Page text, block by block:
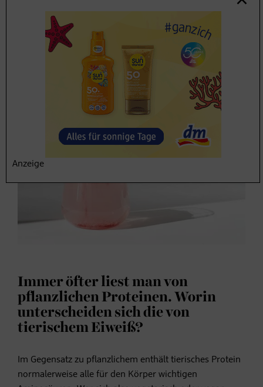
Ballaststoffe und Mineralstoffe
Magnesium enthalten. Viele Produkte enthalten zudem
weitere Zusatzstoffe wie Zucker, künstliche Süßstoffe
oder künstliche Aromen, die das Kalorien- oder
Zuckerprofil des Proteinpulvers verändern und
unerwünschte Nebenwirkungen verursachen können.
Immer öfter liest man von
pflanzlichen Proteinen. Worin
unterscheiden sich die von
tierischem Eiweiß?
Im Gegensatz zu pflanzlichem enthält tierisches Protein
normalerweise alle für den Körper wichtigen
Anzeige